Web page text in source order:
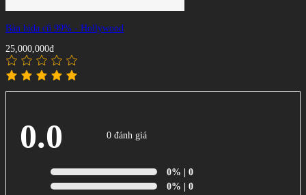
Bàn bida cũ 99% - Hollywood
25,000,000đ
0.0 0 đánh giá
0% | 0
0% | 0